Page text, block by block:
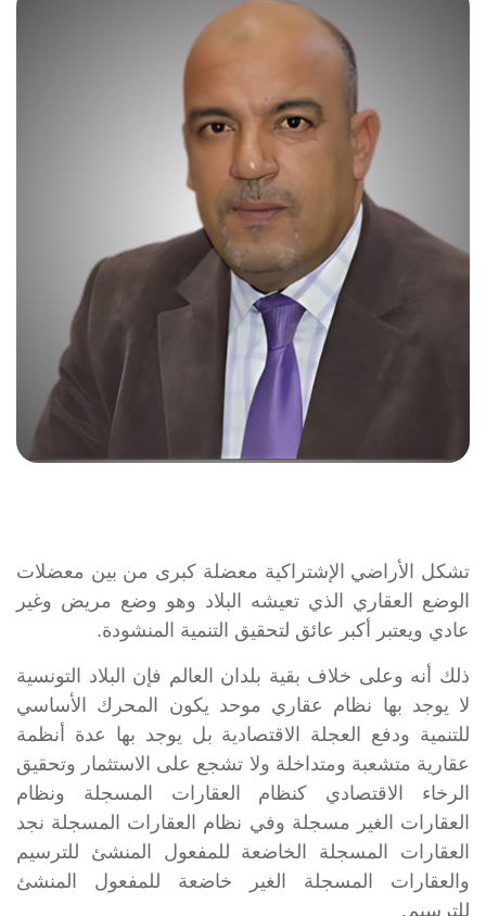
تشكل الأراضي الإشتراكية معضلة كبرى من بين معضلات
الوضع العقاري الذي تعيشه البلاد وهو وضع مريض وغير
عادي ويعتبر أكبر عائق لتحقيق التنمية المنشودة.
ذلك أنه وعلى خلاف بقية بلدان العالم فإن البلاد التونسية
لا يوجد بها نظام عقاري موحد يكون المحرك الأساسي
للتنمية ودفع العجلة الاقتصادية بل يوجد بها عدة أنظمة
عقارية متشعبة ومتداخلة ولا تشجع على الاستثمار وتحقيق
الرخاء الاقتصادي كنظام العقارات المسجلة ونظام
العقارات الغير مسجلة وفي نظام العقارات المسجلة نجد
العقارات المسجلة الخاضعة للمفعول المنشئ للترسيم
والعقارات المسجلة الغير خاضعة للمفعول المنشئ
للترسيم.